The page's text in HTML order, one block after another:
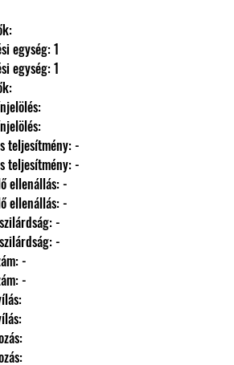
Rendelési egység: 1
Rendelési egység: 1
színjelölés:
színjelölés:
Névleges teljesítmény: -
Névleges teljesítmény: -
Szigetelő ellenállás: -
Szigetelő ellenállás: -
szilárdság: -
szilárdság: -
szám: -
szám: -